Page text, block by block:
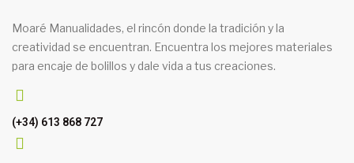
Moaré Manualidades, el rincón donde la tradición y la
creatividad se encuentran. Encuentra los mejores materiales
para encaje de bolillos y dale vida a tus creaciones.
(+34) 613 868 727